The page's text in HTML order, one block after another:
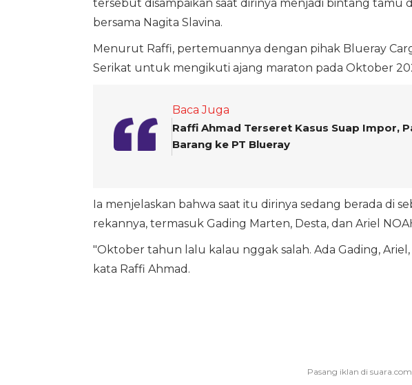
tersebut disampaikan saat dirinya menjadi bintang tamu
bersama Nagita Slavina.
Menurut Raffi, pertemuannya dengan pihak Blueray
Serikat untuk mengikuti ajang maraton pada Oktober
Baca Juga
Raffi Ahmad Terseret Kasus Suap Impor,
Barang ke PT Blueray
Ia menjelaskan bahwa saat itu dirinya sedang berada di
rekannya, termasuk Gading Marten, Desta, dan Ariel
"Oktober tahun lalu kalau nggak salah. Ada Gading,
kata Raffi Ahmad.